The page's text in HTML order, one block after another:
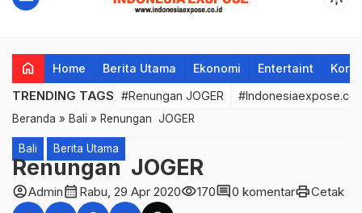
home Home Berita Utama Ekonomi Entertaint
TRENDING TAGS #Renungan JOGER
Beranda » Bali » Renungan JOGER
Bali Berita Utama
Renungan JOGER
account_circleAdmincalendar_month Rabu, 29 Apr 2020visibility170comment0 komentarprintCetak